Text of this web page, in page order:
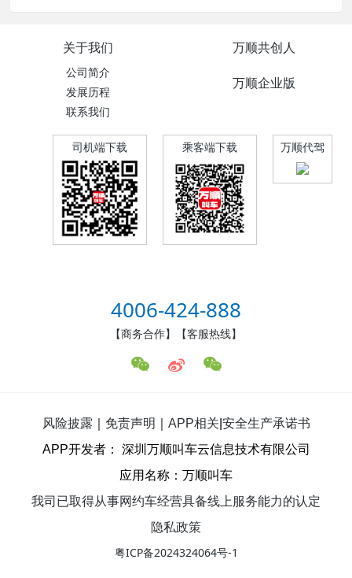
关于我们
公司简介
发展历程
联系我们
万顺共创人
万顺企业版
司机端下载 乘客端下载 万顺代驾
4006-424-888
【商务合作】【客服热线】
风险披露 免责声明 APP相关 安全生产承诺书
APP开发者： 深圳万顺叫车云信息技术有限公司
应用名称：万顺叫车
我司已取得从事网约车经营具备线上服务能力的认定
隐私政策
粤ICP备2024324064号-1